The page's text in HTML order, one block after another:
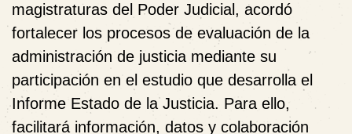
magistraturas del Poder Judicial, acordó
fortalecer los procesos de evaluación de la
administración de justicia mediante su
participación en el estudio que desarrolla el
Informe Estado de la Justicia. Para ello,
facilitará información, datos y colaboración